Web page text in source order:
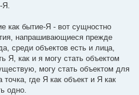
Я.
как бытие-Я - вот сущностно
напрашивающиеся прежде
среди объектов есть и лица,
Я, как и я могу стать объектом
могу стать объектом для
где Я как объект и Я как
одно.